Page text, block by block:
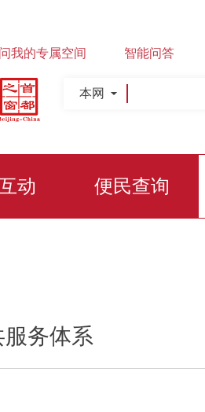
我的专属空间 智能问答
本网
动 便民查询
务体系